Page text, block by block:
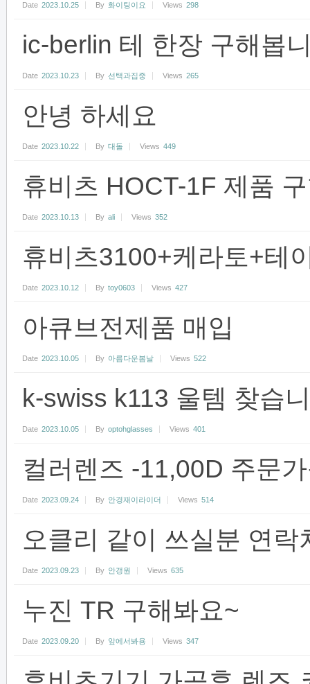
Date 2023.10.25 By 화이팅이요 Views 298
ic-berlin 테 한장 구해봅
Date 2023.10.23 By 선택과집중 Views 265
안녕 하세요
Date 2023.10.22 By 대돌 Views 449
휴비츠 HOCT-1F 제품
Date 2023.10.13 By ali Views 352
휴비츠3100+케라토+테
Date 2023.10.12 By toy0603 Views 427
아큐브전제품 매입
Date 2023.10.05 By 아름다운봄날 Views 522
k-swiss k113 울템 찾습
Date 2023.10.05 By optohglasses Views 401
컬러렌즈 -11,00D 주문
Date 2023.09.24 By 안경재이라이더 Views 514
오클리 같이 쓰실분 연
Date 2023.09.23 By 안갱원 Views 635
누진 TR 구해봐요~
Date 2023.09.20 By 앞에서봐용 Views 347